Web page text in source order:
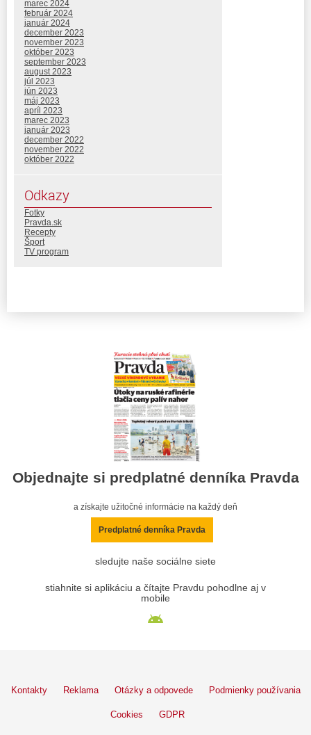
marec 2024
február 2024
január 2024
december 2023
november 2023
október 2023
september 2023
august 2023
júl 2023
jún 2023
máj 2023
apríl 2023
marec 2023
január 2023
december 2022
november 2022
október 2022
Odkazy
Fotky
Pravda.sk
Recepty
Šport
TV program
Objednajte si predplatné denníka Pravda
a získajte užitočné informácie na každý deň
Predplatné denníka Pravda
sledujte naše sociálne siete
stiahnite si aplikáciu a čítajte Pravdu pohodlne aj v
mobile
Kontakty Reklama Otázky a odpovede Podmienky používania
Cookies GDPR